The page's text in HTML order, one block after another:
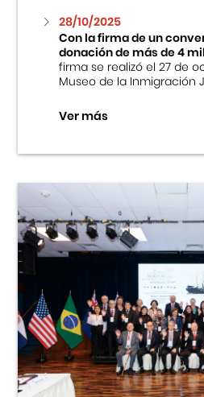
28/10/2025
Con la firma de un
donación de más de 4
firma se realizó el 27 de
Museo de la Inmigración
Ver más